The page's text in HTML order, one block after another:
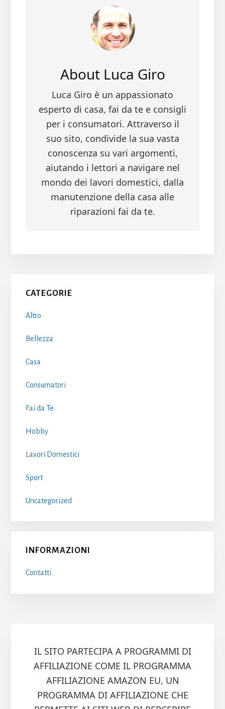
es
vi
di
About Luca Giro
Luca Giro è un appassionato
esperto di casa, fai da te e consigli
per i consumatori. Attraverso il
suo sito, condivide la sua vasta
conoscenza su vari argomenti,
aiutando i lettori a navigare nel
mondo dei lavori domestici, dalla
manutenzione della casa alle
riparazioni fai da te.
Primary
Sidebar
CATEGORIE
Altro
Bellezza
Casa
Consumatori
Fai da Te
Hobby
Lavori Domestici
Sport
Uncategorized
INFORMAZIONI
Contatti
IL SITO PARTECIPA A PROGRAMMI DI
AFFILIAZIONE COME IL PROGRAMMA
AFFILIAZIONE AMAZON EU, UN
PROGRAMMA DI AFFILIAZIONE CHE